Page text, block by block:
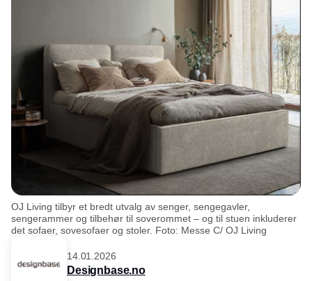
OJ Living tilbyr et bredt utvalg av senger, sengegavler,
sengerammer og tilbehør til soverommet – og til stuen inkluderer
det sofaer, sovesofaer og stoler. Foto: Messe C/ OJ Living
14.01.2026
Designbase.no